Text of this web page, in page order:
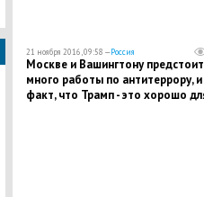
21 ноября 2016, 09:58 —Россия
Москве и Вашингтону предстоит
много работы по антитеррору, и
факт, что Трамп - это хорошо